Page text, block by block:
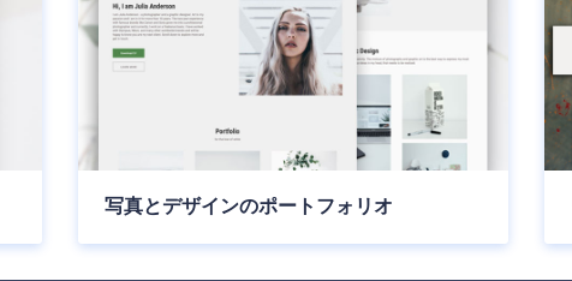
写真とデザインのポートフォリオ